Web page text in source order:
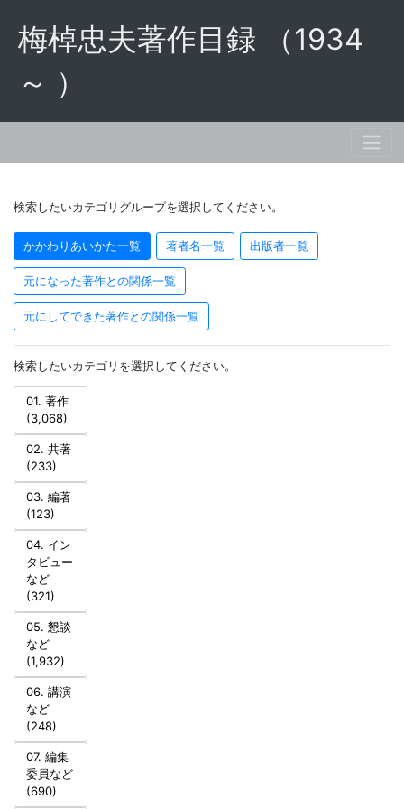
梅棹忠夫著作目録 （1934
～ ）
検索したいカテゴリグループを選択してください。
かかわりあいかた一覧 著者名一覧 出版者一覧
元になった著作との関係一覧
元にしてできた著作との関係一覧
検索したいカテゴリを選択してください。
01. 著作
(3,068)
02. 共著
(233)
03. 編著
(123)
04. イン
タビュー
など
(321)
05. 懇談
など
(1,932)
06. 講演
など
(248)
07. 編集
委員など
(690)